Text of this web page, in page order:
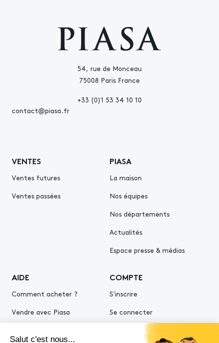
54, rue de Monceau
75008 Paris France
+33 (0)1 53 34 10 10
contact@piasa.fr
VENTES
Ventes futures
Ventes passées
PIASA
La maison
Nos équipes
Nos départements
Actualités
Espace presse & médias
AIDE
Comment acheter ?
Vendre avec Piasa
COMPTE
S'inscrire
Se connecter